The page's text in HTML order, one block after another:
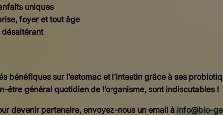
uniques
foyer et tout âge
bénéfiques sur l’estomac et l’intestin grâce à ses
être général quotidien de l’organisme, sont indiscutables !
devenir partenaire, envoyez-nous un email àinfo@bio-